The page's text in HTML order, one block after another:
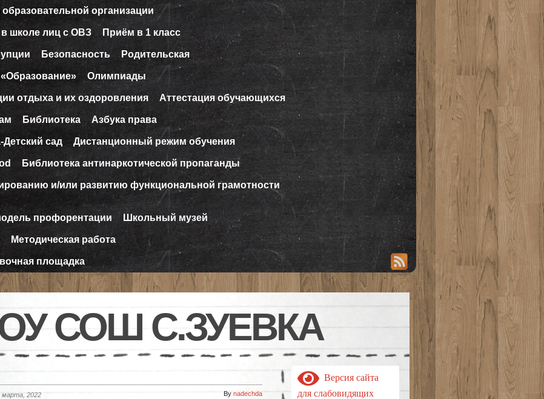
организации
в школе лиц с ОВЗ Приём в 1 класс
Безопасность Родительская
Олимпиады
отдыха и их оздоровления Аттестация обучающихся
Библиотека Азбука права
сад Дистанционный режим обучения
Библиотека антинаркотической пропаганды
и/или развитию функциональной грамотности
профорентации Школьный музей
Методическая работа
площадка
СОШ С.ЗУЕВКА
By nadechda
марта, 2022
Версия сайта
для слабовидящих